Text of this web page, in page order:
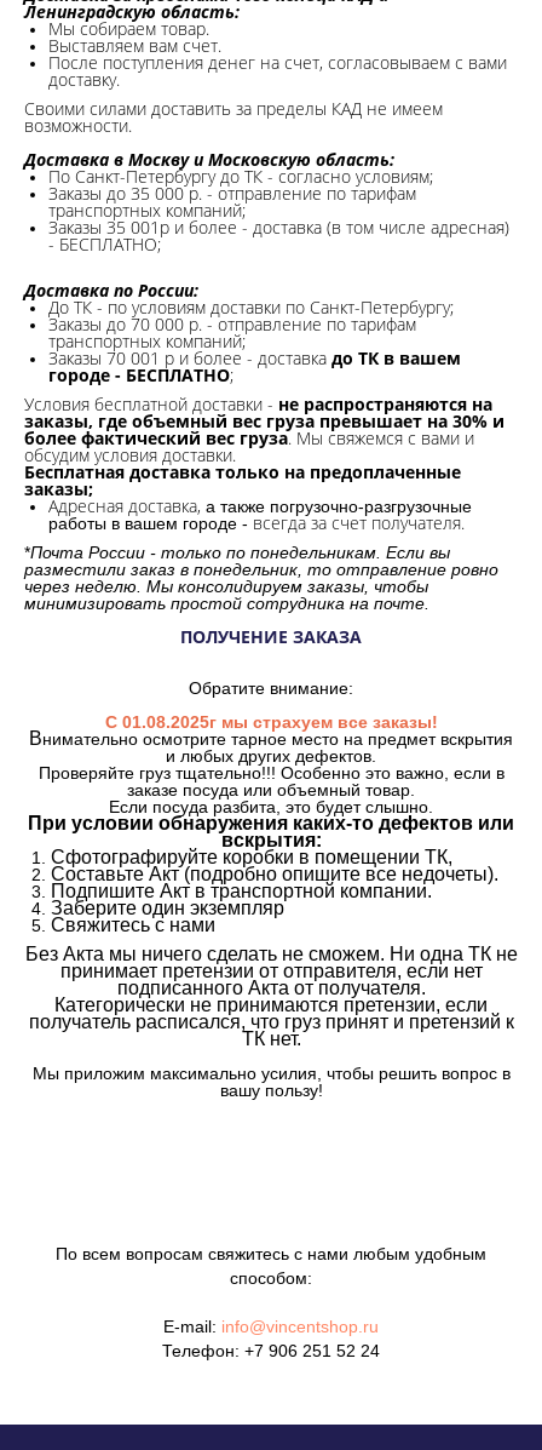
Ленинградскую область:
Мы собираем товар.
Выставляем вам счет.
После поступления денег на счет, согласовываем с вами
доставку.
Своими силами доставить за пределы КАД не имеем
возможности.​
Доставка в Москву и Московскую область:
По Санкт-Петербургу до ТК - согласно условиям;
Заказы до 35 000 р. - отправление по тарифам
транспортных компаний;
Заказы 35 001р и более - доставка (в том числе адресная)
- БЕСПЛАТНО;
Доставка по России:
До ТК - по условиям доставки по Санкт-Петербургу;
Заказы до 70 000 р. - отправление по тарифам
транспортных компаний;
Заказы 70 001 р и более - доставка до ТК в вашем
городе - БЕСПЛАТНО;
Условия бесплатной доставки - не распространяются на
заказы, где объемный вес груза превышает на 30% и
более фактический вес груза. Мы свяжемся с вами и
обсудим условия доставки.
Бесплатная доставка только на предоплаченные
заказы;
Адресная доставка, а также погрузочно-разгрузочные
работы в вашем городе - всегда за счет получателя.
*Почта России - только по понедельникам. Если вы
разместили заказ в понедельник, то отправление ровно
через неделю. Мы консолидируем заказы, чтобы
минимизировать простой сотрудника на почте.
ПОЛУЧЕНИЕ ЗАКАЗА
Обратите внимание:
С 01.08.2025г мы страхуем все заказы!
Внимательно осмотрите тарное место на предмет вскрытия
и любых других дефектов.
Проверяйте груз тщательно!!! Особенно это важно, если в
заказе посуда или объемный товар.
Если посуда разбита, это будет слышно.
При условии обнаружения каких-то дефектов или
вскрытия:
Сфотографируйте коробки в помещении ТК,
Составьте Акт (подробно опишите все недочеты).
Подпишите Акт в транспортной компании.
Заберите один экземпляр
Свяжитесь с нами
Без Акта мы ничего сделать не сможем. Ни одна ТК не
принимает претензии от отправителя, если нет
подписанного Акта от получателя.
Категорически не принимаются претензии, если
получатель расписался, что груз принят и претензий к
ТК нет.
Мы приложим максимально усилия, чтобы решить вопрос в
вашу пользу!
По всем вопросам свяжитесь с нами любым удобным
способом:
E-mail: info@vincentshop.ru
Телефон: +7 906 251 52 24